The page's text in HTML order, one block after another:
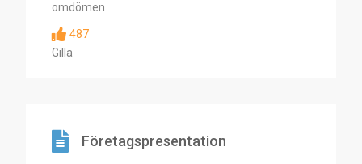
omdömen
487
Gilla
Företagspresentation